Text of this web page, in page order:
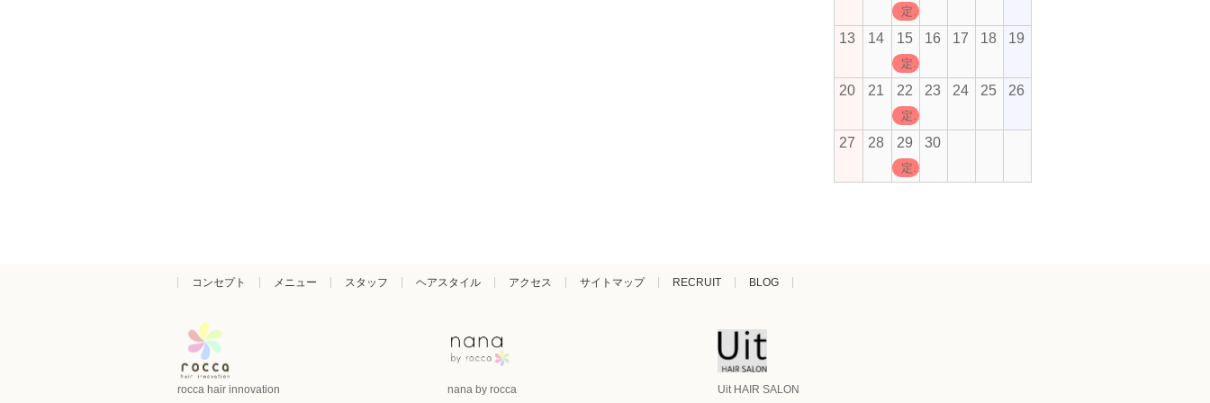
定休日
13 14 15
定休日
16 17 18 19
20 21 22
定休日
23 24 25 26
27 28 29
定休日
30
コンセプト メニュー スタッフ ヘアスタイル アクセス サイトマップ RECRUIT BLOG
rocca hair innovation
nana by rocca
Uit HAIR SALON